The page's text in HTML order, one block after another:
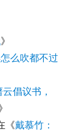
》
么吹都不过
倡议书，
《戴慕竹：